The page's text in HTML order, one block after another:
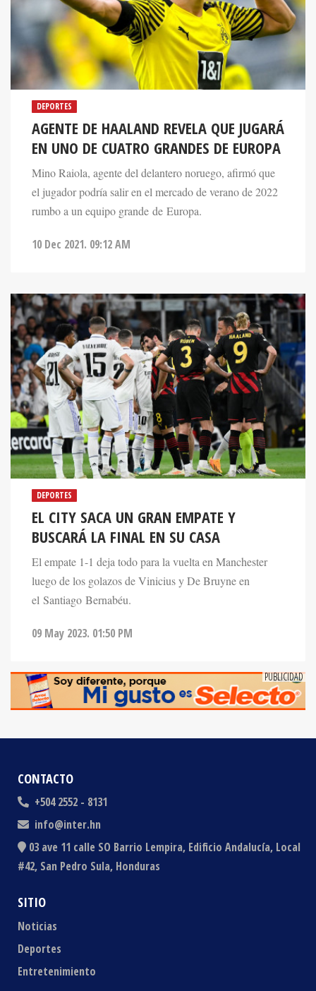
DEPORTES
AGENTE DE HAALAND REVELA QUE JUGARÁ
EN UNO DE CUATRO GRANDES DE EUROPA
Mino Raiola, agente del delantero noruego, afirmó que
el jugador podría salir en el mercado de verano de 2022
rumbo a un equipo grande de Europa.
10 Dec 2021. 09:12 AM
DEPORTES
EL CITY SACA UN GRAN EMPATE Y
BUSCARÁ LA FINAL EN SU CASA
El empate 1-1 deja todo para la vuelta en Manchester
luego de los golazos de Vinicius y De Bruyne en
el Santiago Bernabéu.
09 May 2023. 01:50 PM
CONTACTO
+504 2552 - 8131
info@inter.hn
03 ave 11 calle SO Barrio Lempira, Edificio Andalucía, Local
#42, San Pedro Sula, Honduras
SITIO
Noticias
Deportes
Entretenimiento